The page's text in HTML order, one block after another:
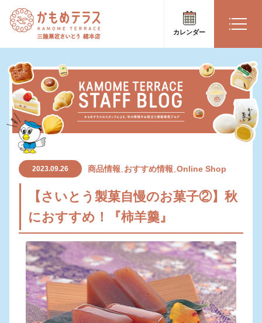
カレンダー
2023.09.26 商品情報 おすすめ情報 Online Shop
【さいとう製菓自慢のお菓子②】秋
におすすめ！『柿羊羹』